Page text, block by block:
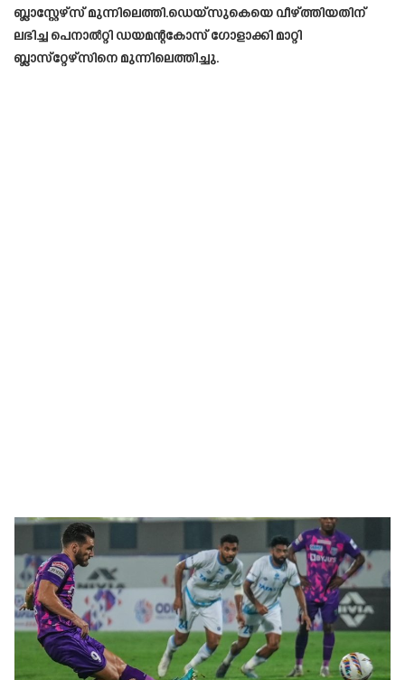
ബ്ലാസ്റ്റേഴ്‌സ് മുന്നിലെത്തി.ഡെയ്‌സുകെയെ വീഴ്ത്തിയതിന്
ലഭിച്ച പെനാൽറ്റി ഡയമന്റകോസ് ഗോളാക്കി മാറ്റി
ബ്ലാസ്‌റ്റേഴ്‌സിനെ മുന്നിലെത്തിച്ചു.